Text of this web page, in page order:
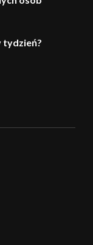
tydzień?